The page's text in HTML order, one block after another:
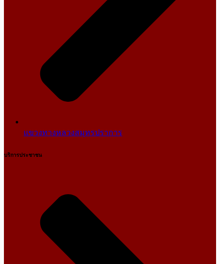
แขวงทางหลวงสมุทรปราการ
บริการประชาชน